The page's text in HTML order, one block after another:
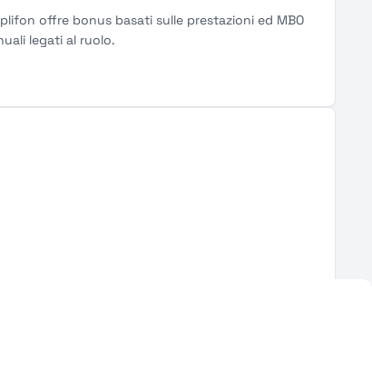
offre bonus basati sulle prestazioni ed MBO
legati al ruolo.